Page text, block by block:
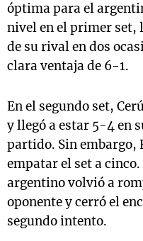
óptima para el
nivel en el primer set,
de su rival en dos
clara ventaja de 6-1.
En el segundo set,
y llegó a estar 5-4 en
partido. Sin embargo,
empatar el set a
argentino volvió a
oponente y cerró el
segundo intento.